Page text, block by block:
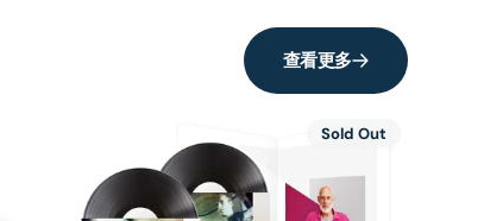
查看更多
Sold Out